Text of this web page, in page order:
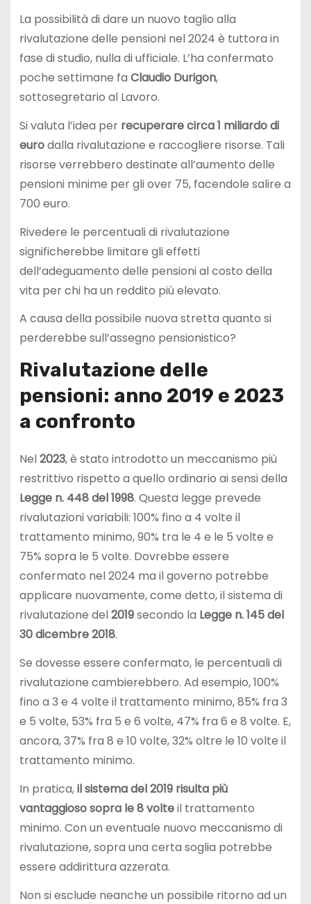
La possibilità di dare un nuovo taglio alla
rivalutazione delle pensioni nel 2024 è tuttora in
fase di studio, nulla di ufficiale. L’ha confermato
poche settimane fa Claudio Durigon,
sottosegretario al Lavoro.
Si valuta l’idea per recuperare circa 1 miliardo di
eurodalla rivalutazione e raccogliere risorse. Tali
risorse verrebbero destinate all’aumento delle
pensioni minime per gli over 75, facendole salire a
700 euro.
Rivedere le percentuali di rivalutazione
significherebbe limitare gli effetti
dell’adeguamento delle pensioni al costo della
vita per chi ha un reddito più elevato.
A causa della possibile nuova stretta quanto si
perderebbe sull’assegno pensionistico?
Rivalutazione delle
pensioni: anno 2019 e 2023
a confronto
Nel2023, è stato introdotto un meccanismo più
restrittivo rispetto a quello ordinario ai sensi della
Legge n. 448 del 1998. Questa legge prevede
rivalutazioni variabili: 100% fino a 4 volte il
trattamento minimo, 90% tra le 4 e le 5 volte e
75% sopra le 5 volte. Dovrebbe essere
confermato nel 2024 ma il governo potrebbe
applicare nuovamente, come detto, il sistema di
rivalutazione del2019secondo la Legge n. 145 del
30 dicembre 2018.
Se dovesse essere confermato, le percentuali di
rivalutazione cambierebbero. Ad esempio, 100%
fino a 3 e 4 volte il trattamento minimo, 85% fra 3
e 5 volte, 53% fra 5 e 6 volte, 47% fra 6 e 8 volte. E,
ancora, 37% fra 8 e 10 volte, 32% oltre le 10 volte il
trattamento minimo.
In pratica,il sistema del 2019 risulta più
vantaggioso sopra le 8 volteil trattamento
minimo. Con un eventuale nuovo meccanismo di
rivalutazione, sopra una certa soglia potrebbe
essere addirittura azzerata.
Non si esclude neanche un possibile ritorno ad un